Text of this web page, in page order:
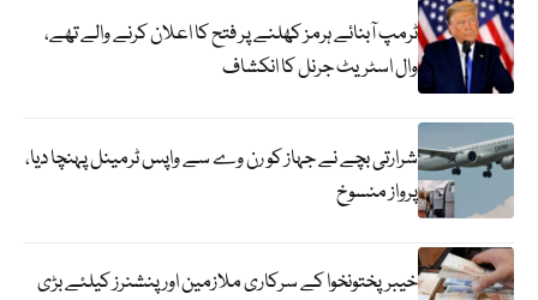
ٹرمپ آبنائے ہرمز کھلنے پر فتح کا اعلان کرنے والے تھے،
وال اسٹریٹ جرنل کا انکشاف
شرارتی بچے نے جہاز کو رن وے سے واپس ٹرمینل پہنچا دیا،
پرواز منسوخ
خیبرپختونخوا کے سرکاری ملازمین اور پنشنرز کیلئے بڑی